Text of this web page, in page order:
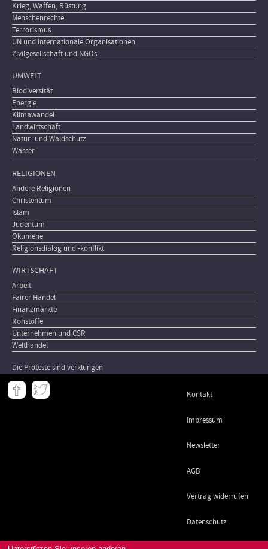
Krieg, Waffen, Rüstung
Menschenrechte
Terrorismus
UN und internationale Organisationen
Zivilgesellschaft und NGOs
UMWELT
Biodiversität
Energie
Klimawandel
Landwirtschaft
Natur- und Waldschutz
Wasser
RELIGIONEN
Andere Religionen
Christentum
Islam
Judentum
Ökumene
Religionsdialog und -konflikt
WIRTSCHAFT
Arbeit
Fairer Handel
Finanzmärkte
Rohstoffe
Unternehmen und CSR
Welthandel
Die Proteste sind verklungen
Meta
- Kontakt
Impressum
Newsletter
AGB
Vertrag widerrufen
Datenschutz